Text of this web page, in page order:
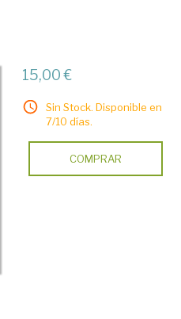
15,00 €
Sin Stock. Disponible en
7/10 días.
COMPRAR